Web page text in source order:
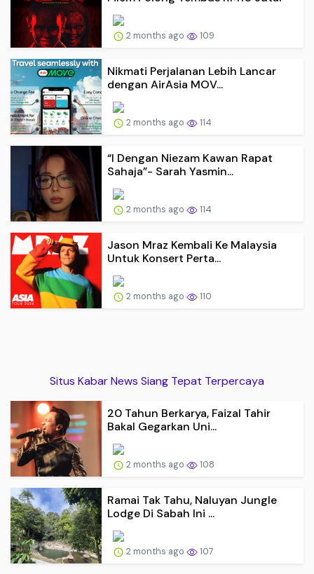
2 months ago 109
Nikmati Perjalanan Lebih Lancar
dengan AirAsia MOV...
2 months ago 114
“I Dengan Niezam Kawan Rapat
Sahaja”- Sarah Yasmin...
2 months ago 114
Jason Mraz Kembali Ke Malaysia
Untuk Konsert Perta...
2 months ago 110
Situs Kabar News Siang Tepat Terpercaya
20 Tahun Berkarya, Faizal Tahir
Bakal Gegarkan Uni...
2 months ago 108
Ramai Tak Tahu, Naluyan Jungle
Lodge Di Sabah Ini ...
2 months ago 107